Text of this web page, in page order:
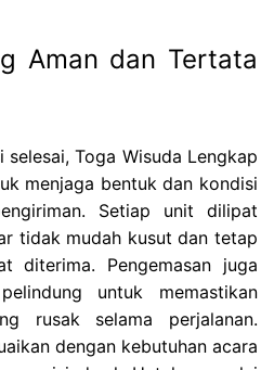
Aman dan Tertata
Toga Wisuda Lengkap
menjaga bentuk dan kondisi
Setiap unit dilipat
tidak mudah kusut dan tetap
diterima. Pengemasan juga
untuk memastikan
rusak selama perjalanan.
dengan kebutuhan acara